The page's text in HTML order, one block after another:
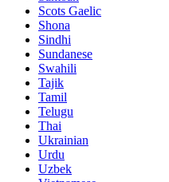
Scots Gaelic
Shona
Sindhi
Sundanese
Swahili
Tajik
Tamil
Telugu
Thai
Ukrainian
Urdu
Uzbek